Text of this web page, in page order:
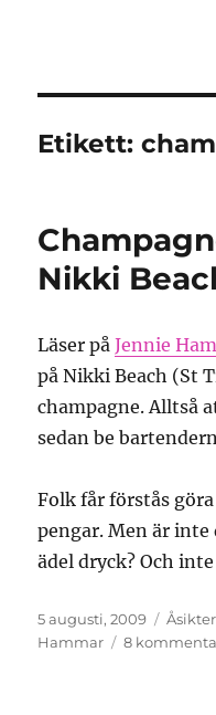
Etikett:
Nikki
Läser påJennie
på Nikki Beach (St
champagne. Alltså
sedan be
Folk får förstås
pengar. Men är inte
ädel dryck? Och
Publicerat
den
5 augusti, 2009 Åsikter
Hammar
8